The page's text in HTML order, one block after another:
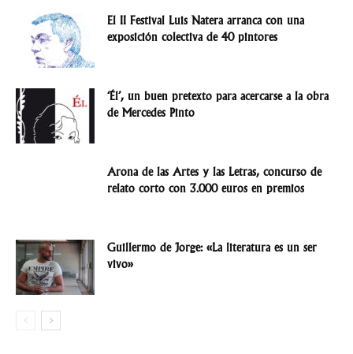
El II Festival Luis Natera arranca con una
exposición colectiva de 40 pintores
‘Él’, un buen pretexto para acercarse a la obra
de Mercedes Pinto
Arona de las Artes y las Letras, concurso de
relato corto con 3.000 euros en premios
Guillermo de Jorge: «La literatura es un ser
vivo»